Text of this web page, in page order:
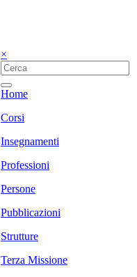
×
Home
Corsi
Insegnamenti
Professioni
Persone
Pubblicazioni
Strutture
Terza Missione